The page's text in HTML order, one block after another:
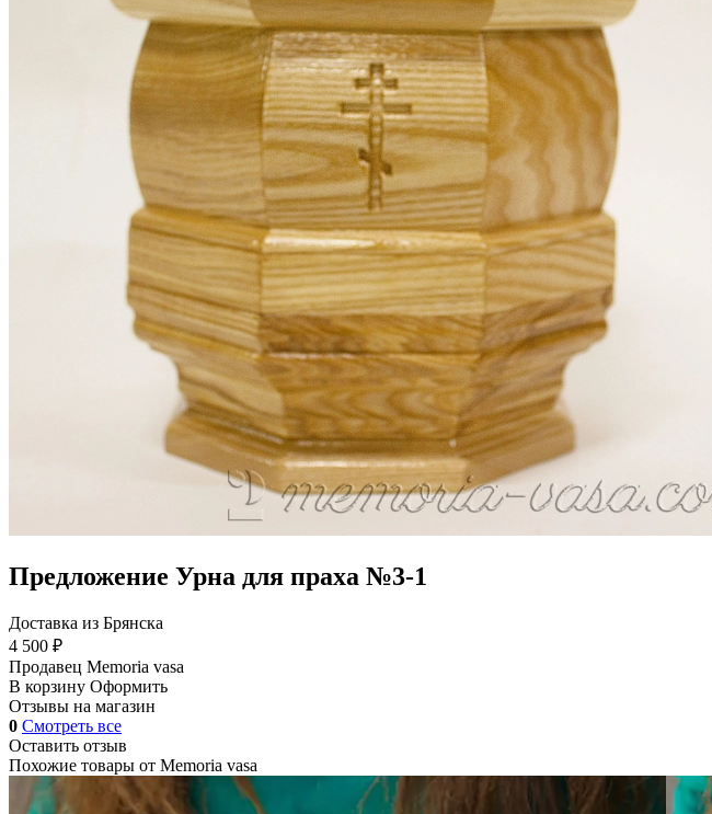
Предложение Урна для праха №3-1
Доставка из Брянска
4 500 ₽
Продавец Memoria vasa
В корзину Оформить
Отзывы на магазин
0 Смотреть все
Оставить отзыв
Похожие товары от Memoria vasa